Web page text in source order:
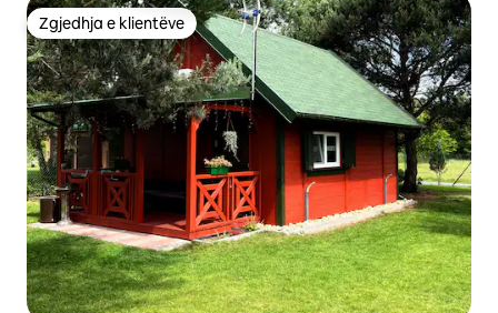
Zgjedhja e klientëve
Zgjedhja e klientëve